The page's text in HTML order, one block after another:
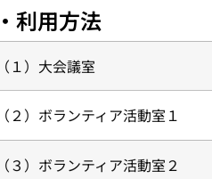
・利用方法
（１）大会議室
（２）ボランティア活動室１
（３）ボランティア活動室２